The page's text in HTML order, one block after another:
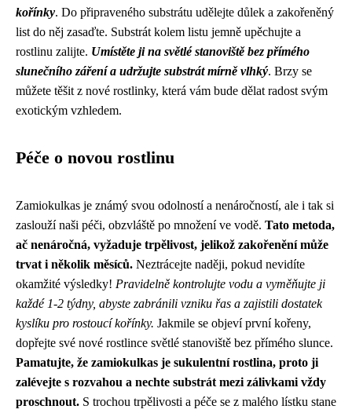
kořínky. Do připraveného substrátu udělejte důlek a zakořeněný
list do něj zasaďte. Substrát kolem listu jemně upěchujte a
rostlinu zalijte. Umístěte ji na světlé stanoviště bez přímého
slunečního záření a udržujte substrát mírně vlhký. Brzy se
můžete těšit z nové rostlinky, která vám bude dělat radost svým
exotickým vzhledem.
Péče o novou rostlinu
Zamiokulkas je známý svou odolností a nenáročností, ale i tak si
zaslouží naši péči, obzvláště po množení ve vodě. Tato metoda,
ač nenáročná, vyžaduje trpělivost, jelikož zakořenění může
trvat i několik měsíců. Neztrácejte naději, pokud nevidíte
okamžité výsledky! Pravidelně kontrolujte vodu a vyměňujte ji
každé 1-2 týdny, abyste zabránili vzniku řas a zajistili dostatek
kyslíku pro rostoucí kořínky. Jakmile se objeví první kořeny,
dopřejte své nové rostlince světlé stanoviště bez přímého slunce.
Pamatujte, že zamiokulkas je sukulentní rostlina, proto ji
zalévejte s rozvahou a nechte substrát mezi zálivkami vždy
proschnout. S trochou trpělivosti a péče se z malého lístku stane